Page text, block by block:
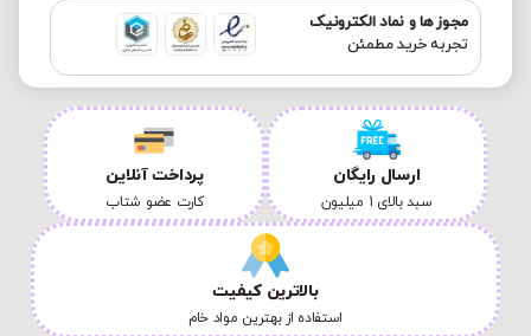
مجوز ها و نماد الکترونیک
تجربه خرید مطمئن
ارسال رایگان
سبد بالای 1 میلیون
پرداخت آنلاین
کارت عضو شتاب
بالاترین کیفیت
استفاده از بهترین مواد خام